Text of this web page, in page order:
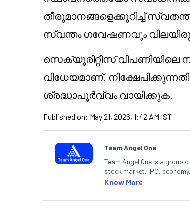
തീരുമാനങ്ങളെക്കുറിച്ച്
സ്വന്തം ഗവേഷണവും
സെക്യൂരിറ്റീസ് വിപണിയിലെ
വിധേയമാണ്.
ശ്രദ്ധാപൂർവ്വം വായിക്കുക.
Published on: May 21, 2026, 1:42 AM IST
Team Angel One
Team Angel One is a
stock market, IPO,
Know More